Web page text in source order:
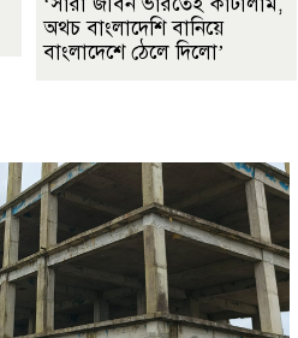
অথচ বাংলাদেশি বানিয়ে
বাংলাদেশে ঠেলে দিলো’